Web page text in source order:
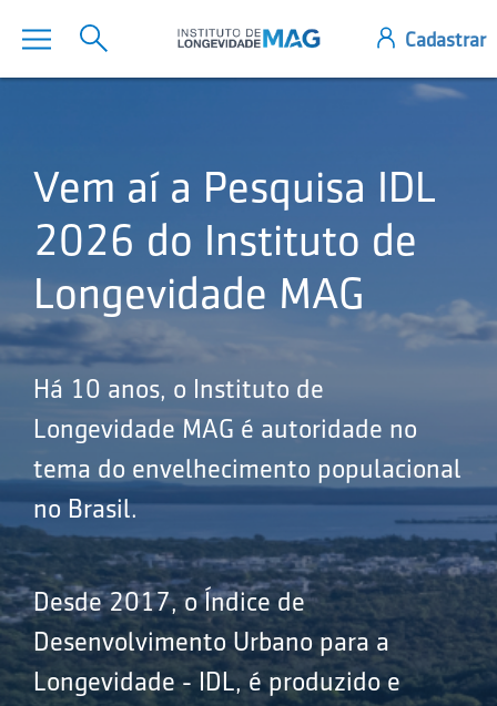
Vem aí a Pesquisa IDL
2026 do Instituto de
Longevidade MAG
Há 10 anos, o Instituto de
Longevidade MAG é autoridade no
tema do envelhecimento populacional
no Brasil.
Desde 2017, o Índice de
Desenvolvimento Urbano para a
Longevidade - IDL, é produzido e